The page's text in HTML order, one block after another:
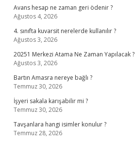
Avans hesap ne zaman geri ödenir ?
Ağustos 4, 2026
4. sınıfta kuvarsit nerelerde kullanılır ?
Ağustos 3, 2026
20251 Merkezi Atama Ne Zaman Yapılacak ?
Ağustos 3, 2026
Bartın Amasra nereye bağlı ?
Temmuz 30, 2026
İşyeri sakala karışabilir mi ?
Temmuz 30, 2026
Tavşanlara hangi isimler konulur ?
Temmuz 28, 2026